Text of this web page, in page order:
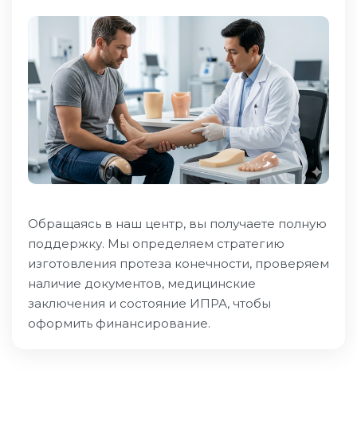
Обращаясь в наш центр, вы получаете полную
поддержку. Мы определяем стратегию
изготовления протеза конечности, проверяем
наличие документов, медицинские
заключения и состояние ИПРА, чтобы
оформить финансирование.